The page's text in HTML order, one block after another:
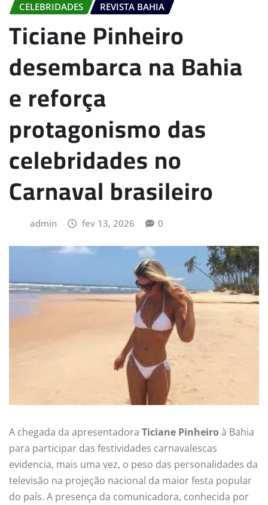
CELEBRIDADES REVISTA BAHIA
Ticiane Pinheiro
desembarca na Bahia
e reforça
protagonismo das
celebridades no
Carnaval brasileiro
admin fev 13, 2026 0
A chegada da apresentadora Ticiane Pinheiro à Bahia
para participar das festividades carnavalescas
evidencia, mais uma vez, o peso das personalidades da
televisão na projeção nacional da maior festa popular
do país. A presença da comunicadora, conhecida por